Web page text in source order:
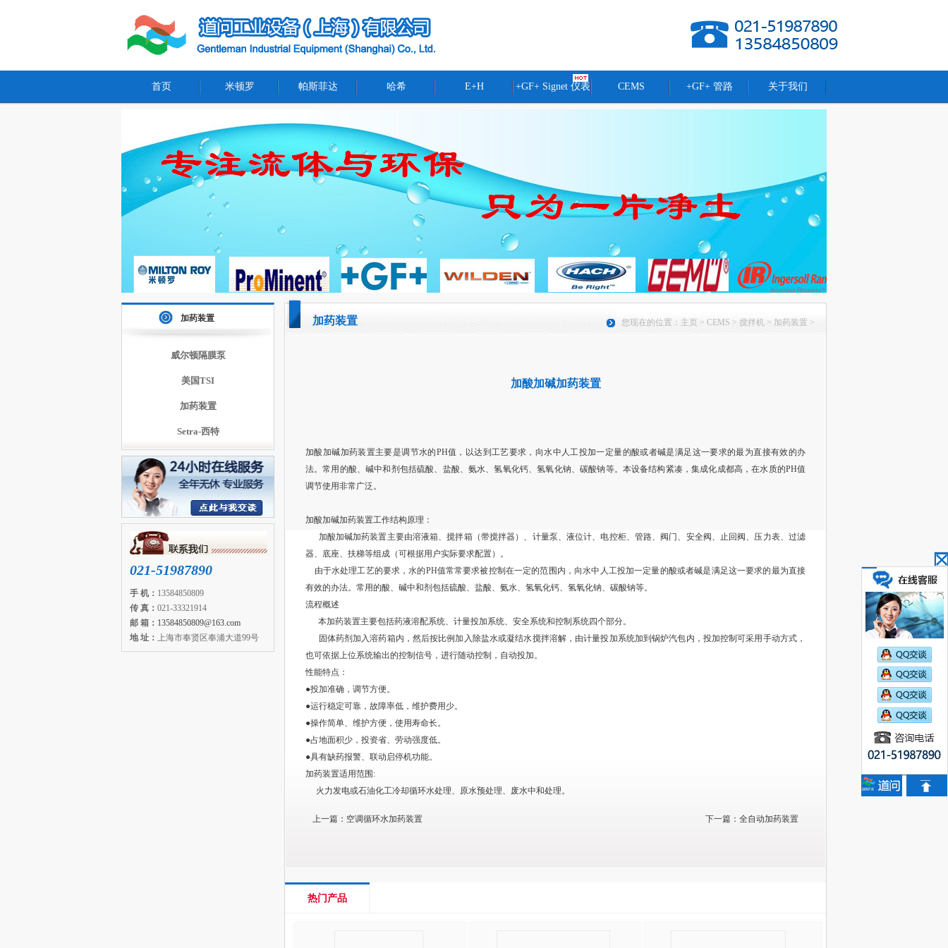
首页 米顿罗 帕斯菲达 哈希 E+H +GF+ Signet 仪表 CEMS +GF+ 管路 关于我们
加药装置
威尔顿隔膜泵
美国TSI
加药装置
Setra-西特
021-51987890
手 机： 13584850809
传 真： 021-33321914
邮 箱： 13584850809@163.com
地 址： 上海市奉贤区奉浦大道99号
加药装置 您现在的位置： 主页 > CEMS > 搅拌机 > 加药装置 >
加酸加碱加药装置
加酸加碱加药装置主要是调节水的PH值，以达到工艺要求，向水中人工投加一定量的酸或者碱是满足这一要求的最为直接有效的办
法。常用的酸、碱中和剂包括硫酸、盐酸、氨水、氢氧化钙、氢氧化钠、碳酸钠等。本设备结构紧凑，集成化成都高，在水质的PH值
调节使用非常广泛。
加酸加碱加药装置工作结构原理：
加酸加碱加药装置主要由溶液箱、搅拌箱（带搅拌器）、计量泵、液位计、电控柜、管路、阀门、安全阀、止回阀、压力表、过滤
器、底座、扶梯等组成（可根据用户实际要求配置）。
由于水处理工艺的要求，水的PH值常常要求被控制在一定的范围内，向水中人工投加一定量的酸或者碱是满足这一要求的最为直接
有效的办法。常用的酸、碱中和剂包括硫酸、盐酸、氨水、氢氧化钙、氢氧化钠、碳酸钠等。
流程概述
本加药装置主要包括药液溶配系统、计量投加系统、安全系统和控制系统四个部分。
固体药剂加入溶药箱内，然后按比例加入除盐水或凝结水搅拌溶解，由计量投加系统加到锅炉汽包内，投加控制可采用手动方式，
也可依据上位系统输出的控制信号，进行随动控制，自动投加。
性能特点：
●投加准确，调节方便。
●运行稳定可靠，故障率低，维护费用少。
●操作简单、维护方便，使用寿命长。
●占地面积少，投资省、劳动强度低。
●具有缺药报警、联动启停机功能。
加药装置适用范围:
火力发电或石油化工冷却循环水处理、原水预处理、废水中和处理。
上一篇： 空调循环水加药装置 下一篇： 全自动加药装置
热门产品